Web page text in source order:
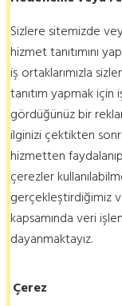
Sizlere sitemizde
hizmet tanıtımını
iş ortaklarımızla
tanıtım yapmak
gördüğünüz bir
ilginizi çektikten
hizmetten
çerezler
gerçekleştirdiğimiz
kapsamında veri
dayanmaktayız.
Çerez